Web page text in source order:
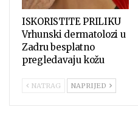
ISKORISTITE PRILIKU
Vrhunski dermatolozi u
Zadru besplatno
pregledavaju kožu
NATRAG NAPRIJED